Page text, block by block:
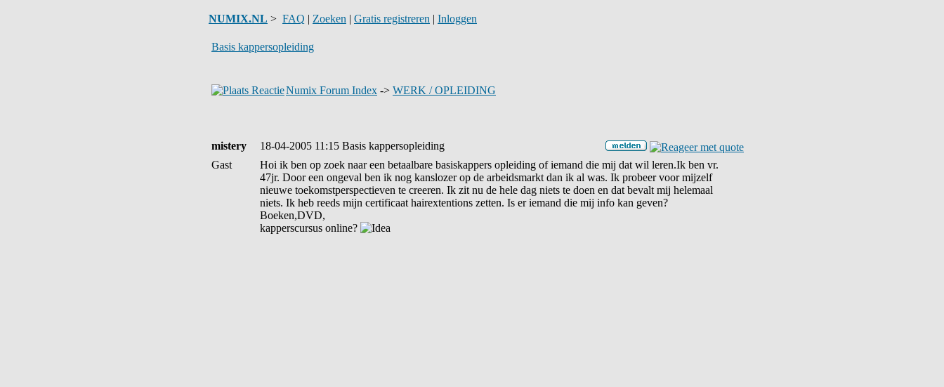
NUMIX.NL > FAQ | Zoeken | Gratis registreren | Inloggen
Basis kappersopleiding
Numix Forum Index -> WERK / OPLEIDING
mistery 18-04-2005 11:15 Basis kappersopleiding
Gast
Hoi ik ben op zoek naar een betaalbare basiskappers opleiding of iemand die mij dat wil leren.Ik ben vr.
47jr. Door een ongeval ben ik nog kanslozer op de arbeidsmarkt dan ik al was. Ik probeer voor mijzelf
nieuwe toekomstperspectieven te creeren. Ik zit nu de hele dag niets te doen en dat bevalt mij helemaal
niets. Ik heb reeds mijn certificaat hairextentions zetten. Is er iemand die mij info kan geven?
Boeken,DVD,
kapperscursus online?